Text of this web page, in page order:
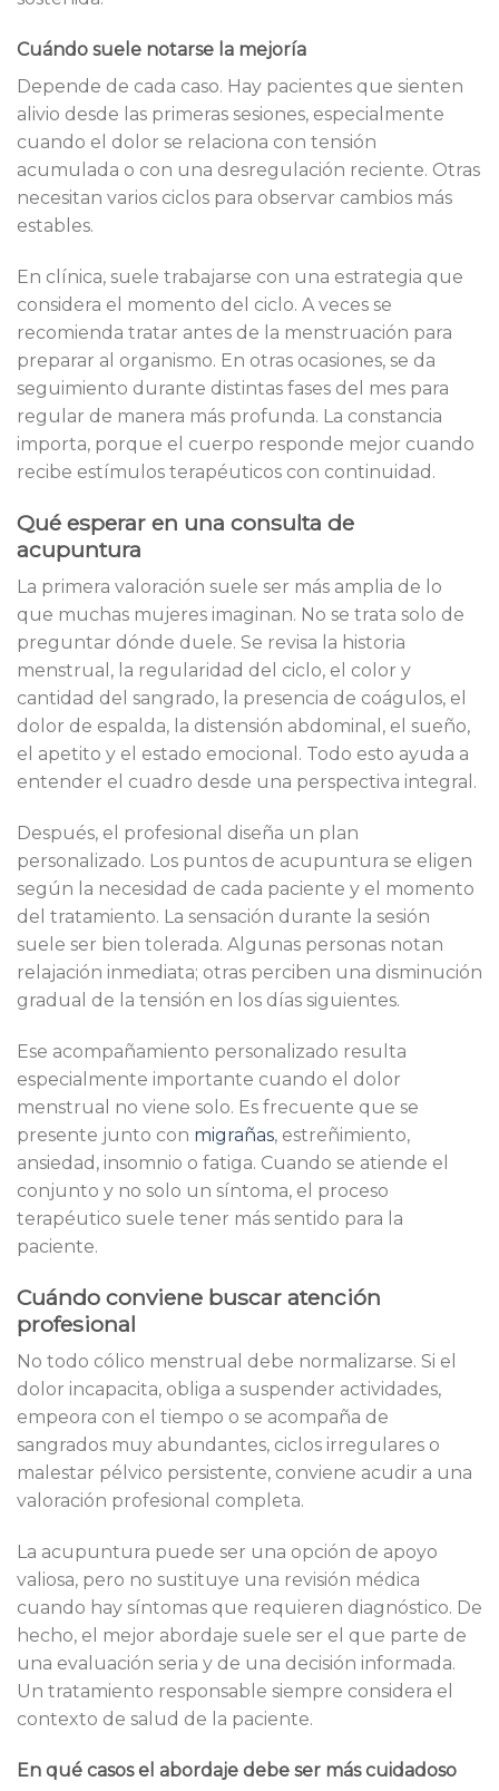
Cuándo suele notarse la mejoría
Depende de cada caso. Hay pacientes que sienten
alivio desde las primeras sesiones, especialmente
cuando el dolor se relaciona con tensión
acumulada o con una desregulación reciente. Otras
necesitan varios ciclos para observar cambios más
estables.
En clínica, suele trabajarse con una estrategia que
considera el momento del ciclo. A veces se
recomienda tratar antes de la menstruación para
preparar al organismo. En otras ocasiones, se da
seguimiento durante distintas fases del mes para
regular de manera más profunda. La constancia
importa, porque el cuerpo responde mejor cuando
recibe estímulos terapéuticos con continuidad.
Qué esperar en una consulta de
acupuntura
La primera valoración suele ser más amplia de lo
que muchas mujeres imaginan. No se trata solo de
preguntar dónde duele. Se revisa la historia
menstrual, la regularidad del ciclo, el color y
cantidad del sangrado, la presencia de coágulos, el
dolor de espalda, la distensión abdominal, el sueño,
el apetito y el estado emocional. Todo esto ayuda a
entender el cuadro desde una perspectiva integral.
Después, el profesional diseña un plan
personalizado. Los puntos de acupuntura se eligen
según la necesidad de cada paciente y el momento
del tratamiento. La sensación durante la sesión
suele ser bien tolerada. Algunas personas notan
relajación inmediata; otras perciben una disminución
gradual de la tensión en los días siguientes.
Ese acompañamiento personalizado resulta
especialmente importante cuando el dolor
menstrual no viene solo. Es frecuente que se
presente junto con migrañas, estreñimiento,
ansiedad, insomnio o fatiga. Cuando se atiende el
conjunto y no solo un síntoma, el proceso
terapéutico suele tener más sentido para la
paciente.
Cuándo conviene buscar atención
profesional
No todo cólico menstrual debe normalizarse. Si el
dolor incapacita, obliga a suspender actividades,
empeora con el tiempo o se acompaña de
sangrados muy abundantes, ciclos irregulares o
malestar pélvico persistente, conviene acudir a una
valoración profesional completa.
La acupuntura puede ser una opción de apoyo
valiosa, pero no sustituye una revisión médica
cuando hay síntomas que requieren diagnóstico. De
hecho, el mejor abordaje suele ser el que parte de
una evaluación seria y de una decisión informada.
Un tratamiento responsable siempre considera el
contexto de salud de la paciente.
En qué casos el abordaje debe ser más cuidadoso